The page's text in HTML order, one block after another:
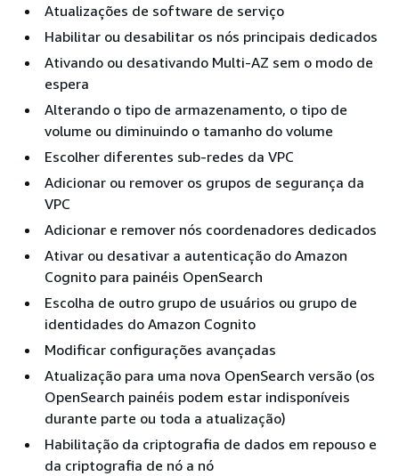
Atualizações de software de serviço
Habilitar ou desabilitar os nós principais dedicados
Ativando ou desativando Multi-AZ sem o modo de
espera
Alterando o tipo de armazenamento, o tipo de
volume ou diminuindo o tamanho do volume
Escolher diferentes sub-redes da VPC
Adicionar ou remover os grupos de segurança da
VPC
Adicionar e remover nós coordenadores dedicados
Ativar ou desativar a autenticação do Amazon
Cognito para painéis OpenSearch
Escolha de outro grupo de usuários ou grupo de
identidades do Amazon Cognito
Modificar configurações avançadas
Atualização para uma nova OpenSearch versão (os
OpenSearch painéis podem estar indisponíveis
durante parte ou toda a atualização)
Habilitação da criptografia de dados em repouso e
da criptografia de nó a nó